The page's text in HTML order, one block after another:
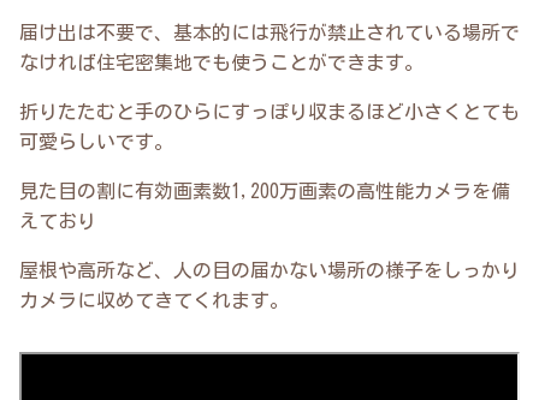
届け出は不要で、基本的には飛行が禁止されている場所で
なければ住宅密集地でも使うことができます。
折りたたむと手のひらにすっぽり収まるほど小さくとても
可愛らしいです。
見た目の割に有効画素数1,200万画素の高性能カメラを備
えており
屋根や高所など、人の目の届かない場所の様子をしっかり
カメラに収めてきてくれます。